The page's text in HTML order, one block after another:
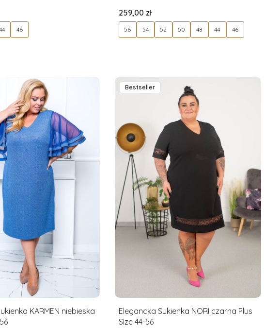
46
Cena
259,00 zł
56 54 52 50 48 44 46
KARMEN niebieska
Bestseller
Elegancka Sukienka NORI czarna Plus
Size 44-56